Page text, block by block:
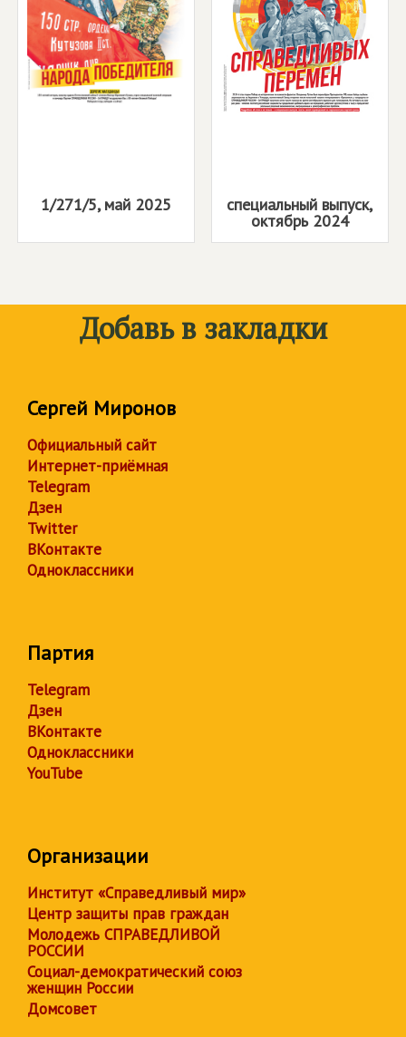
1/271/5, май 2025 специальный выпуск,
октябрь 2024
Добавь в закладки
Сергей Миронов
Официальный сайт
Интернет-приёмная
Telegram
Дзен
Twitter
ВКонтакте
Одноклассники
Партия
Telegram
Дзен
ВКонтакте
Одноклассники
YouTube
Организации
Институт «Справедливый мир»
Центр защиты прав граждан
Молодежь СПРАВЕДЛИВОЙ
РОССИИ
Социал-демократический союз
женщин России
Домсовет